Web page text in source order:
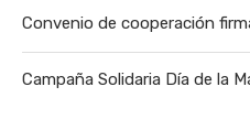
Convenio de cooperación
Campaña Solidaria Día de la